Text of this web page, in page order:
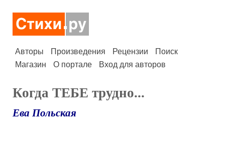
Авторы Произведения Рецензии
Поиск
Магазин
О портале Вход для авторов
Когда ТЕБЕ трудно...
Ева Польская